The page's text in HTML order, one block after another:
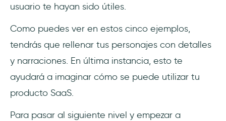
usuario te hayan sido útiles.
Como puedes ver en estos cinco ejemplos,
tendrás que rellenar tus personajes con detalles
y narraciones. En última instancia, esto te
ayudará a imaginar cómo se puede utilizar tu
producto SaaS.
Para pasar al siguiente nivel y empezar a